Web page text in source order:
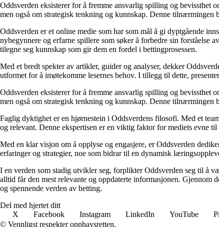
Oddsverden eksisterer for å fremme ansvarlig spilling og bevissthet
men også om strategisk tenkning og kunnskap. Denne
Oddsverden er et online medie som har som mål å gi dyptgående
nybegynnere og erfarne spillere som søker å forbedre sin forståelse
tilegne seg kunnskap som gir dem en fordel i bettingprosessen.
Med et bredt spekter av artikler, guider og analyser, dekker
utformet for å imøtekomme lesernes behov. I tillegg til dette,
Oddsverden eksisterer for å fremme ansvarlig spilling og bevissthet
men også om strategisk tenkning og kunnskap. Denne
Faglig dyktighet er en hjørnestein i Oddsverdens filosofi. Med et
og relevant. Denne ekspertisen er en viktig faktor for mediets evne
Med en klar visjon om å opplyse og engasjere, er Oddsverden
erfaringer og strategier, noe som bidrar til en dynamisk
I en verden som stadig utvikler seg, forplikter Oddsverden seg til å
alltid får den mest relevante og oppdaterte informasjonen. Gjennom
og spennende verden av betting.
Del med hjertet ditt
X
Facebook Instagram LinkedIn YouTube
© Vennligst respekter opphavsretten.